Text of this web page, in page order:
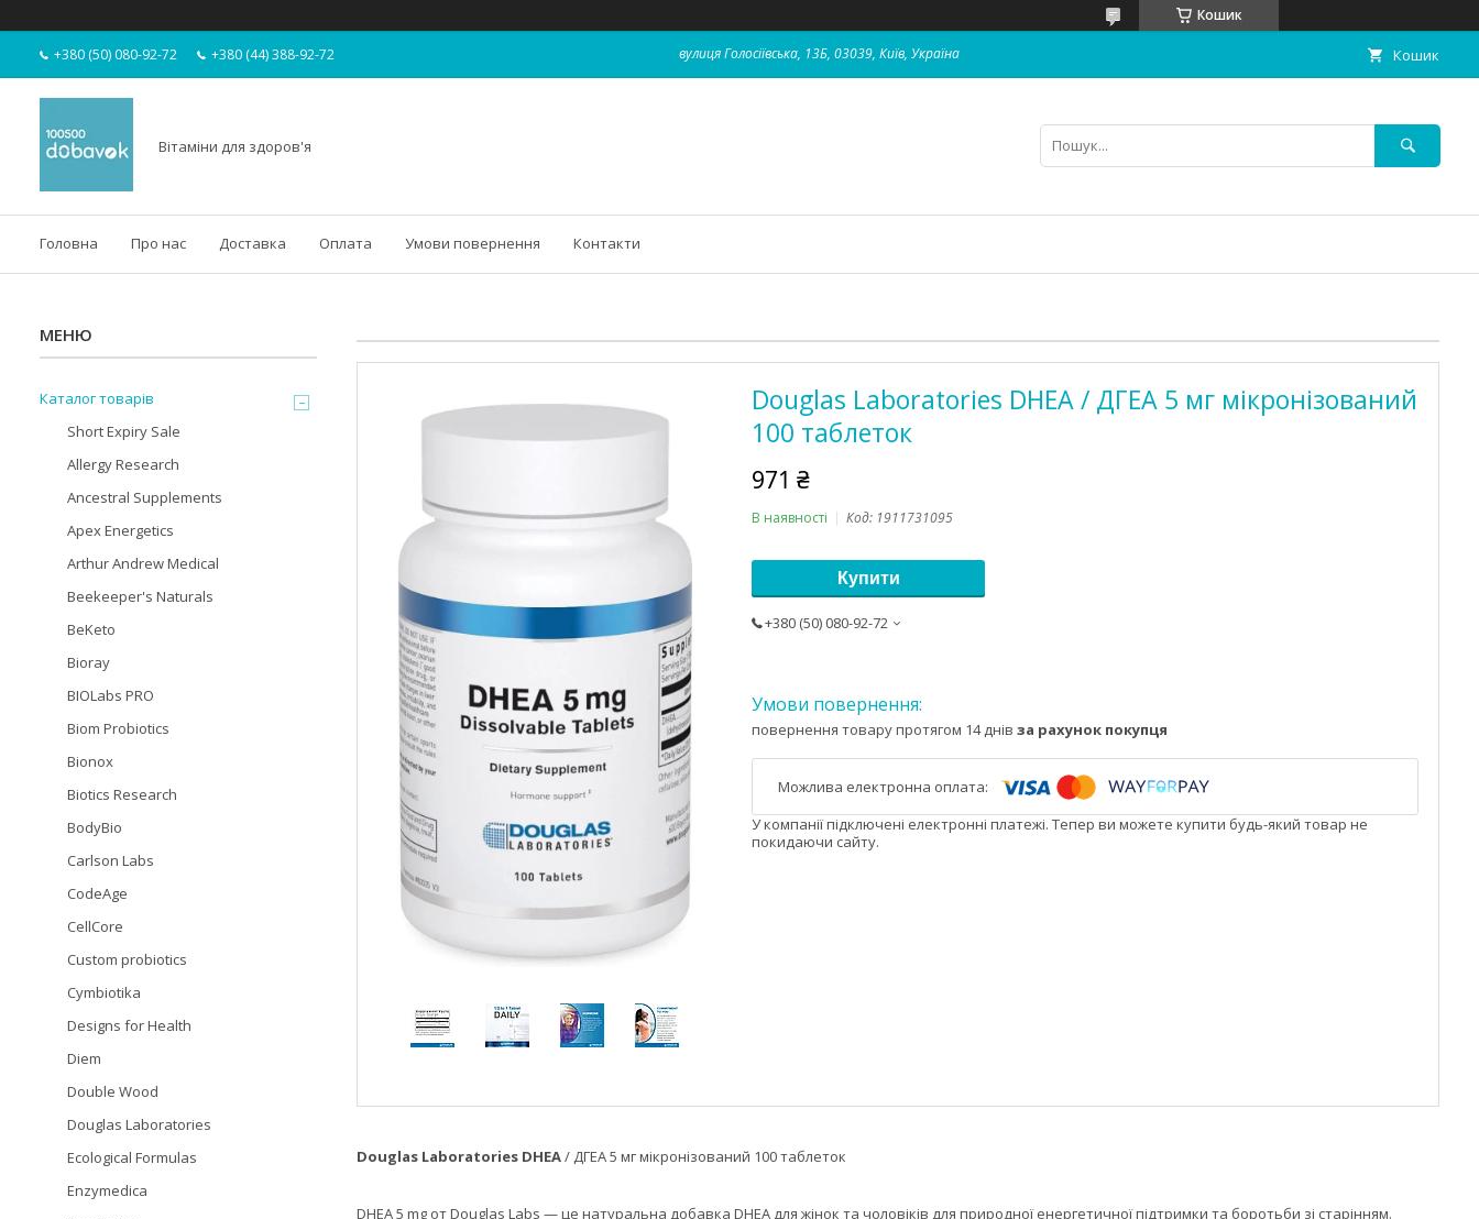
Кошик
+380 (50) 080-92-72 +380 (44) 388-92-72 вулиця Голосіївська, 13Б, 03039, Київ, Україна Кошик
Вітаміни для здоров'я
Головна Про нас Доставка Оплата Умови повернення Контакти
Douglas Laboratories DHEA / ДГЕА 5 мг мікронізований
100 таблеток
971 ₴
В наявності Код: 1911731095
Купити
+380 (50) 080-92-72
повернення товару протягом 14 днів за рахунок покупця
У компанії підключені електронні платежі. Тепер ви можете купити будь-який товар не
покидаючи сайту.
Douglas Laboratories DHEA/ ДГЕА 5 мг мікронізований 100 таблеток
DHEA 5 mg от Douglas Labs — це натуральна добавка DHEA для жінок та чоловіків для природної енергетичної підтримки та боротьби зі старінням.
Каталог товарів
Short Expiry Sale
Allergy Research
Ancestral Supplements
Apex Energetics
Arthur Andrew Medical
Beekeeper's Naturals
BeKeto
Bioray
BIOLabs PRO
Biom Probiotics
Bionox
Biotics Research
BodyBio
Carlson Labs
CodeAge
CellCore
Custom probiotics
Cymbiotika
Designs for Health
Diem
Double Wood
Douglas Laboratories
Ecological Formulas
Enzymedica